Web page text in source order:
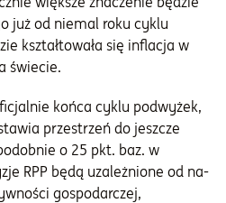
już od niemal roku cyklu
kształtowała się inflacja w
świecie.
końca cyklu podwyżek,
przestrzeń do jeszcze
o 25 pkt. baz. w
RPP będą uzależnione od na-
gospodarczej,